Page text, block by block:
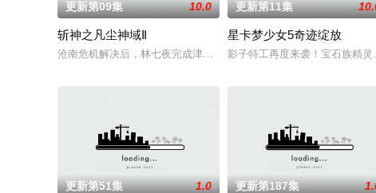
更新第09集 10.0
斩神之凡尘神域Ⅱ
沧南危机解决后，林七夜完成津南山为期一年的守夜人集训考核，
更新第11集
星卡梦少女5奇迹绽放
影子特工再度来袭！宝石族精
更新第51集 1.0 更新第187集